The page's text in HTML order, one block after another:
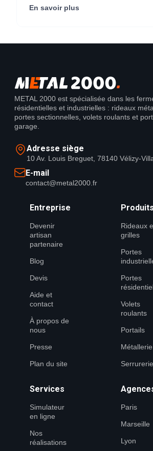
Center) (95290).
En savoir plus
METAL 2000 est spécialisée dans les
résidentielles et industrielles : rideaux
portes sectionnelles, volets roulants et
garage.
Adresse siège
10 Av. Louis Breguet, 78140 Vélizy-
E-mail
contact@metal2000.fr
Entreprise
Devenir
artisan
partenaire
Blog
Devis
Aide et
contact
À propos de
nous
Presse
Plan du site
Produits
Rideaux
grilles
Portes
Portes
Volets
roulants
Portails
Métallerie
Serrurerie
Services
Simulateur
en ligne
Nos
réalisations
Paris
Marseille
Lyon